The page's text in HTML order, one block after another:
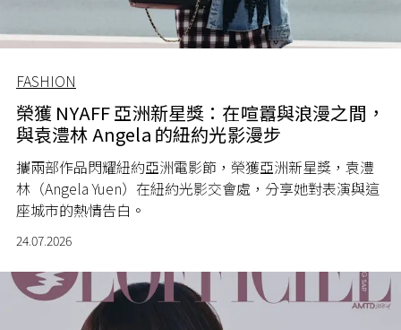
FASHION
榮獲 NYAFF 亞洲新星獎：在喧囂與浪漫之間，
與袁澧林 Angela 的紐約光影漫步
攜兩部作品閃耀紐約亞洲電影節，榮獲亞洲新星獎，袁澧
林（Angela Yuen）在紐約光影交會處，分享她對表演與這
座城市的熱情告白。
24.07.2026